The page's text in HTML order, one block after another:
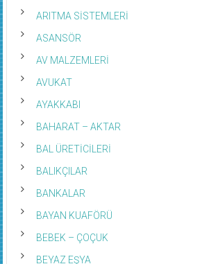
ARITMA SİSTEMLERİ
ASANSÖR
AV MALZEMLERİ
AVUKAT
AYAKKABI
BAHARAT – AKTAR
BAL ÜRETİCİLERİ
BALIKÇILAR
BANKALAR
BAYAN KUAFÖRÜ
BEBEK – ÇOÇUK
BEYAZ EŞYA